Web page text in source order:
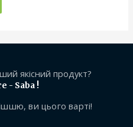
якісний продукт?
- Saba !
ви цього варті!